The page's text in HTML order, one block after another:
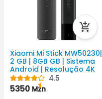
Xiaomi Mi Stick MW50230|
2 GB | 8GB GB | Sistema
Android | Resolução 4K
4.5
5350 Mzn